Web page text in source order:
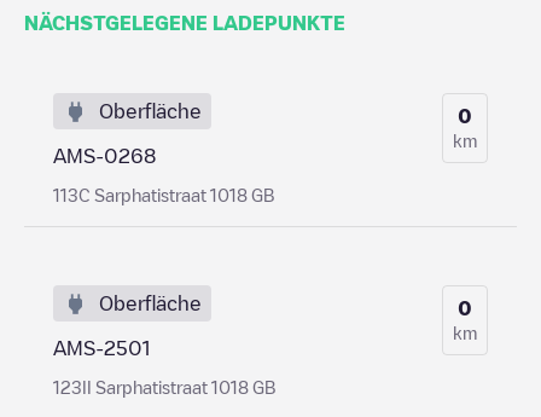
NÄCHSTGELEGENE LADEPUNKTE
Oberfläche
AMS-0268
113C Sarphatistraat 1018 GB
0
km
Oberfläche
AMS-2501
123II Sarphatistraat 1018 GB
0
km